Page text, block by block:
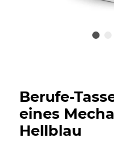
Berufe-
eines
Hellblau